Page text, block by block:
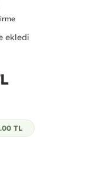
ekledi
TL